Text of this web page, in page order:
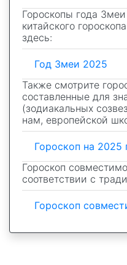
Гороскопы года
китайского
здесь:
Год Змеи 2025
Также смотрите
составленные для
(зодиакальных
нам, европейской
Гороскоп на 2025
Гороскоп
соответствии с
Гороскоп